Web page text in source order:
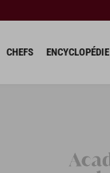
CHEFS ENCYCLOPÉDIE